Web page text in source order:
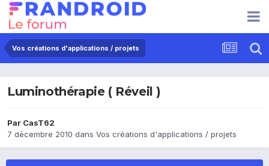
Vos créations d'applications / projets
Luminothérapie ( Réveil )
Par CasT62
7 décembre 2010 dans Vos créations d'applications / projets